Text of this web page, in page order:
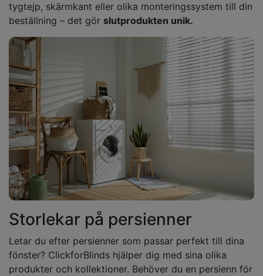
tygtejp, skärmkant eller olika monteringssystem till din
beställning – det gör slutprodukten unik.
Storlekar på persienner
Letar du efter persienner som passar perfekt till dina
fönster? ClickforBlinds hjälper dig med sina olika
produkter och kollektioner. Behöver du en persienn för